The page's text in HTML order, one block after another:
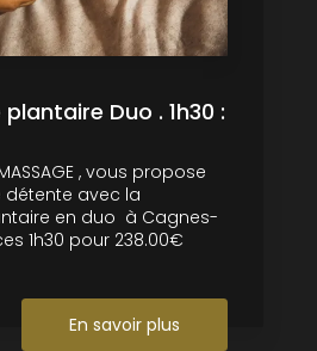
Duo . 1h30 :
MASSAGE , vous propose
avec la
en duo à Cagnes-
1h30 pour 238.00€
En savoir plus